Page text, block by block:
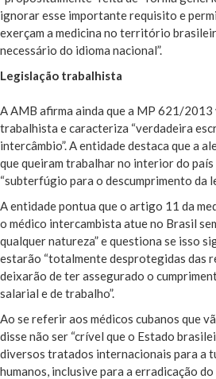
ignorar esse importante requisito e
exerçam a medicina no território
necessário do idioma nacional”.
Legislação trabalhista
A AMB afirma ainda que a MP 621/
trabalhista e caracteriza “verdadeira
intercâmbio”. A entidade destaca que a
que queiram trabalhar no interior do
“subterfúgio para o descumprimento da
A entidade pontua que o artigo 11 da
o médico intercambista atue no Brasil
qualquer natureza” e questiona se isso
estarão “totalmente desprotegidas das
deixarão de ter assegurado o
salarial e de trabalho”.
Ao se referir aos médicos cubanos que
disse não ser “crível que o Estado
diversos tratados internacionais para a
humanos, inclusive para a erradicação